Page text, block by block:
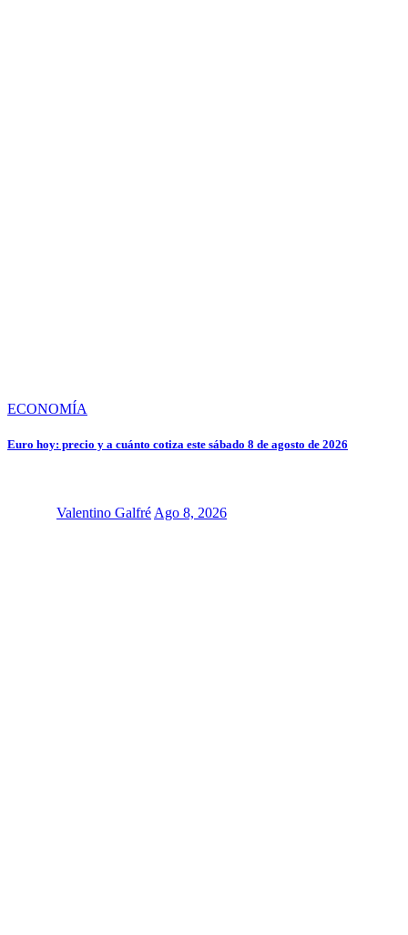
ECONOMÍA
Euro hoy: precio y a cuánto cotiza este sábado 8 de agosto de 2026
Valentino Galfré Ago 8, 2026